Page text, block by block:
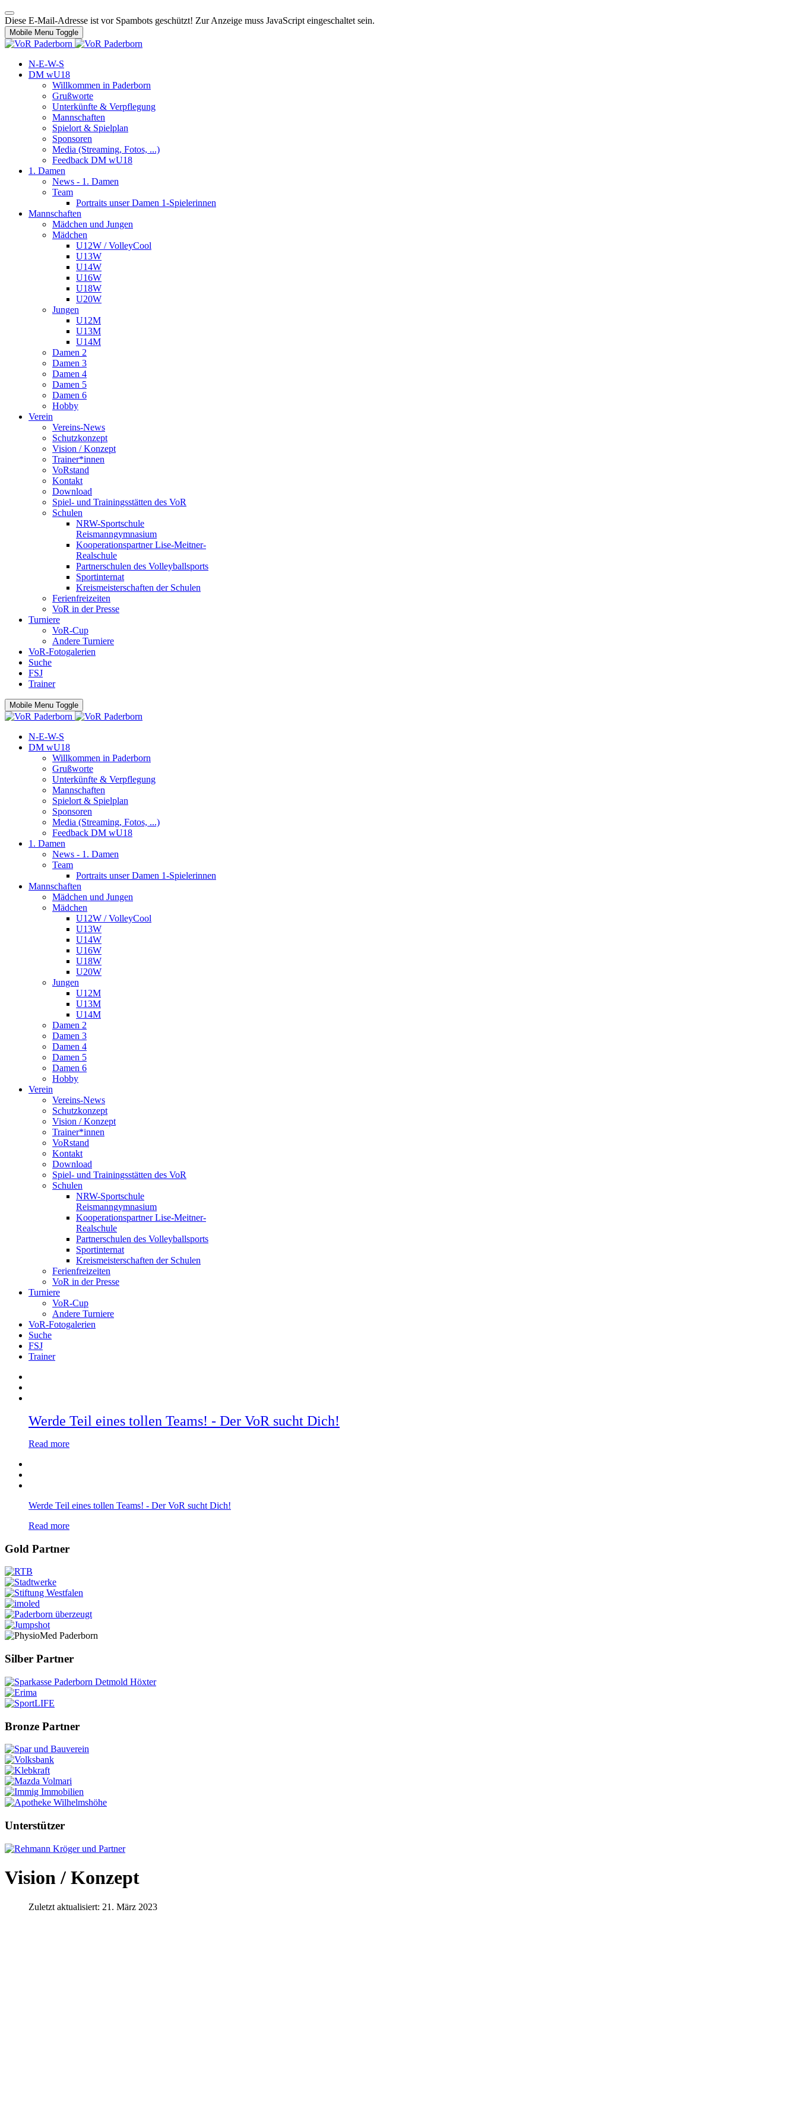
Diese E-Mail-Adresse ist vor Spambots geschützt! Zur Anzeige muss JavaScript eingeschaltet sein.
Mobile Menu Toggle
N-E-W-S
DM wU18
Willkommen in Paderborn
Grußworte
Unterkünfte & Verpflegung
Mannschaften
Spielort & Spielplan
Sponsoren
Media (Streaming, Fotos, ...)
Feedback DM wU18
1. Damen
News - 1. Damen
Team
Portraits unser Damen 1-Spielerinnen
Mannschaften
Mädchen und Jungen
Mädchen
U12W / VolleyCool
U13W
U14W
U16W
U18W
U20W
Jungen
U12M
U13M
U14M
Damen 2
Damen 3
Damen 4
Damen 5
Damen 6
Hobby
Verein
Vereins-News
Schutzkonzept
Vision / Konzept
Trainer*innen
VoRstand
Kontakt
Download
Spiel- und Trainingsstätten des VoR
Schulen
NRW-Sportschule
Reismanngymnasium
Kooperationspartner Lise-Meitner-
Realschule
Partnerschulen des Volleyballsports
Sportinternat
Kreismeisterschaften der Schulen
Ferienfreizeiten
VoR in der Presse
Turniere
VoR-Cup
Andere Turniere
VoR-Fotogalerien
Suche
FSJ
Trainer
Mobile Menu Toggle
N-E-W-S
DM wU18
Willkommen in Paderborn
Grußworte
Unterkünfte & Verpflegung
Mannschaften
Spielort & Spielplan
Sponsoren
Media (Streaming, Fotos, ...)
Feedback DM wU18
1. Damen
News - 1. Damen
Team
Portraits unser Damen 1-Spielerinnen
Mannschaften
Mädchen und Jungen
Mädchen
U12W / VolleyCool
U13W
U14W
U16W
U18W
U20W
Jungen
U12M
U13M
U14M
Damen 2
Damen 3
Damen 4
Damen 5
Damen 6
Hobby
Verein
Vereins-News
Schutzkonzept
Vision / Konzept
Trainer*innen
VoRstand
Kontakt
Download
Spiel- und Trainingsstätten des VoR
Schulen
NRW-Sportschule
Reismanngymnasium
Kooperationspartner Lise-Meitner-
Realschule
Partnerschulen des Volleyballsports
Sportinternat
Kreismeisterschaften der Schulen
Ferienfreizeiten
VoR in der Presse
Turniere
VoR-Cup
Andere Turniere
VoR-Fotogalerien
Suche
FSJ
Trainer
Werde Teil eines tollen Teams! - Der VoR sucht Dich!
Read more
Werde Teil eines tollen Teams! - Der VoR sucht Dich!
Read more
Gold Partner
Silber Partner
Bronze Partner
Unterstützer
Vision / Konzept
Zuletzt aktualisiert: 21. März 2023